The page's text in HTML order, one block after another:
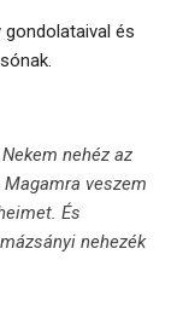
és
nehéz az
veszem
És
nehezék